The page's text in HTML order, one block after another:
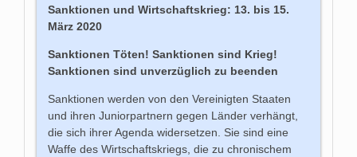
Sanktionen und Wirtschaftskrieg: 13. bis 15.
März 2020
Sanktionen Töten!Sanktionen sind Krieg!
Sanktionen sind unverzüglich zu beenden
Sanktionen werden von den Vereinigten Staaten
und ihren Juniorpartnern gegen Länder verhängt,
die sich ihrer Agenda widersetzen. Sie sind eine
Waffe des Wirtschaftskriegs, die zu chronischem